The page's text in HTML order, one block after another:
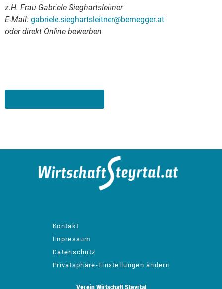
z.H. Frau Gabriele Sieghartsleitner
E-Mail: gabriele.sieghartsleitner@bernegger.at
oder direkt Online bewerben
Kontakt
Impressum
Datenschutz
Privatsphäre-Einstellungen ändern
Verein Wirtschaft Steyrtal